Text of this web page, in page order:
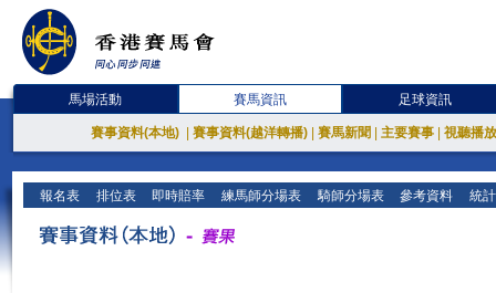
馬場活動 賽馬資訊 足球資訊
賽事資料(本地) 賽事資料(越洋轉播) 賽馬新聞 主要賽事 視聽播
報名表 排位表 即時賠率 練馬師分場表 騎師分場表 參考資料 統